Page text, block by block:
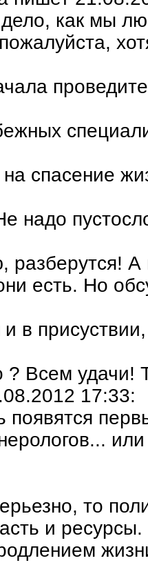
как мы
спасение
надо
разберутся! А
есть. Но
и в
? Всем удачи!
17:33:
появятся
то
и